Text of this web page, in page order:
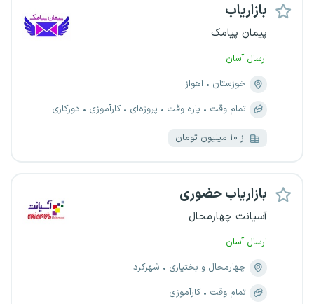
بازاریاب
پیمان پیامک
ارسال آسان
خوزستان
اهواز
تمام وقت
پاره وقت پروژه‌ای کارآموزی دورکاری
از ۱۰ میلیون تومان
بازاریاب حضوری
آسیانت چهارمحال
ارسال آسان
چهارمحال و بختیاری
شهرکرد
تمام وقت
کارآموزی